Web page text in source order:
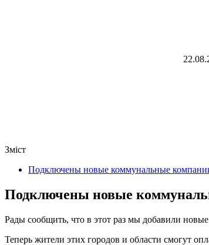
Зміст
Подключены новые коммунальные
Подключены новые
Рады сообщить, что в этот раз мы добавили
Теперь жители этих городов и области смогут